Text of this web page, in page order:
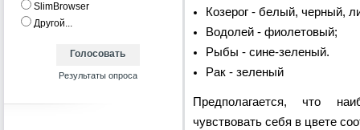
Козерог - белый, черный,
Водолей - фиолетовый;
Рыбы - сине-зеленый.
Рак - зеленый
Предполагается, что
чувствовать себя в цвете
SlimBrowser
Другой...